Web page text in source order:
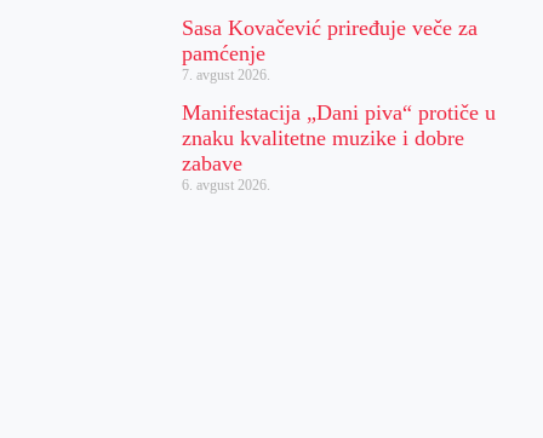
Sasa Kovačević priređuje veče za
pamćenje
7. avgust 2026.
Manifestacija „Dani piva“ protiče u
znaku kvalitetne muzike i dobre
zabave
6. avgust 2026.